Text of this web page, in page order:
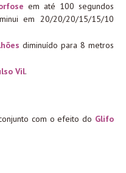
em até 100 segundos
em 20/20/20/15/15/10
diminuído para 8 metros
Vil.
com o efeito do Glifo